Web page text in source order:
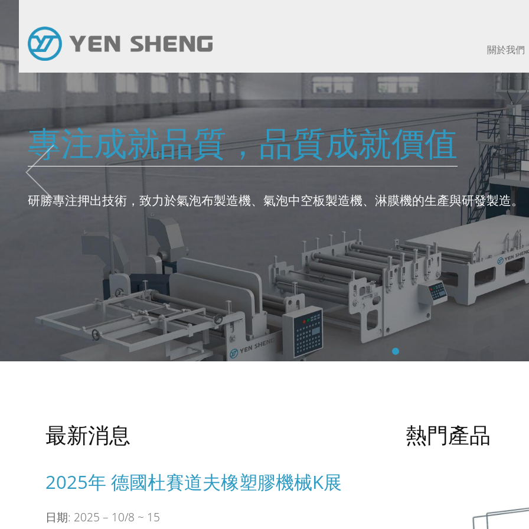
關於我們
專注成就品質，品質成就價值
研勝專注押出技術，致力於氣泡布製造機、氣泡中空板製造機、淋膜機的生產與研發製造。
最新消息
2025年 德國杜賽道夫橡塑膠機械K展
日期: 2025 – 10/8 ~ 15
熱門產品